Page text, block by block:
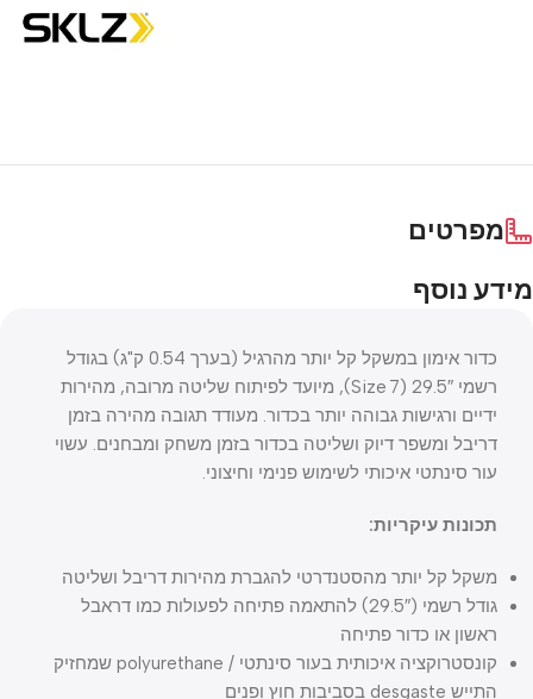
מפרטים
מידע נוסף
כדור אימון במשקל קל יותר מהרגיל (בערך 0.54 ק"ג) בגודל
רשמי 29.5″ (Size 7), מיועד לפיתוח שליטה מרובה, מהירות
ידיים ורגישות גבוהה יותר בכדור. מעודד תגובה מהירה בזמן
דריבל ומשפר דיוק ושליטה בכדור בזמן משחק ומבחנים. עשוי
עור סינתטי איכותי לשימוש פנימי וחיצוני.
תכונות עיקריות:
משקל קל יותר מהסטנדרטי להגברת מהירות דריבל ושליטה
גודל רשמי (29.5″) להתאמה פתיחה לפעולות כמו דראבל
ראשון או כדור פתיחה
קונסטרוקציה איכותית בעור סינתטי / polyurethane שמחזיק
התייש desgaste בסביבות חוץ ופנים